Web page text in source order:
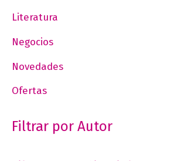
Literatura
Negocios
Novedades
Ofertas
Filtrar por Autor